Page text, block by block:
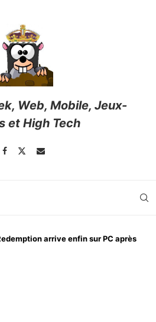
Web, Mobile, Jeux-
et High Tech
arrive enfin sur PC après